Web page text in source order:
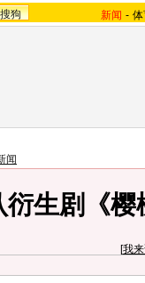
搜狗 新闻 -
闻
衍生剧《
[我